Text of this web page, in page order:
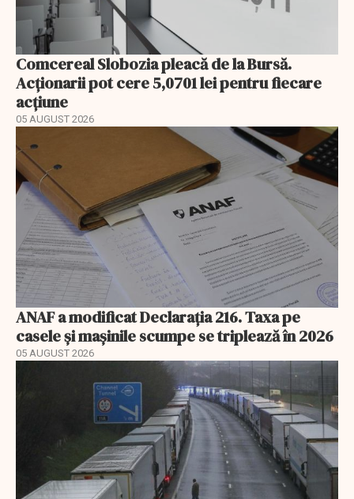
Comcereal Slobozia pleacă de la Bursă.
Acționarii pot cere 5,0701 lei pentru fiecare
acțiune
05 AUGUST 2026
ANAF a modificat Declarația 216. Taxa pe
casele și mașinile scumpe se triplează în 2026
05 AUGUST 2026